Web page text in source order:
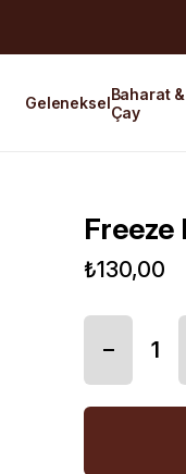
GelenekselBaharat &
Çay
Freeze
₺130,00